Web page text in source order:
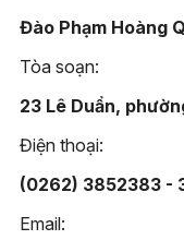
Đào Phạm Hoàng
Tòa soạn:
23 Lê Duẩn,
Điện thoại:
(0262) 3852383 -
Email: